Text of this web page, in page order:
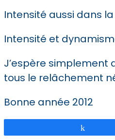
Intensité aussi dans
Intensité et
J’espère simplement
tous le relâchement
Bonne année 2012